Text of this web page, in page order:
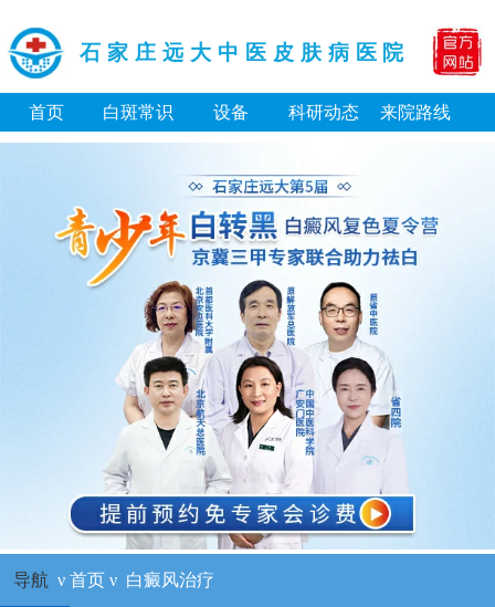
石家庄远大中医皮肤病医院
首页 白斑常识 设备 科研动态 来院路线
导航 ν 首页ν 白癜风治疗